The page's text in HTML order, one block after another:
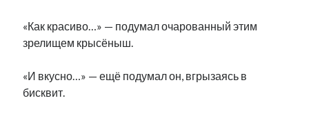
Метки
radio narva takinada андрус ансип
ансиппиада
«Как красиво…» — подумал очарованный этим
зрелищем крысёныш.
«И вкусно…» — ещё подумал он, вгрызаясь в
бисквит.